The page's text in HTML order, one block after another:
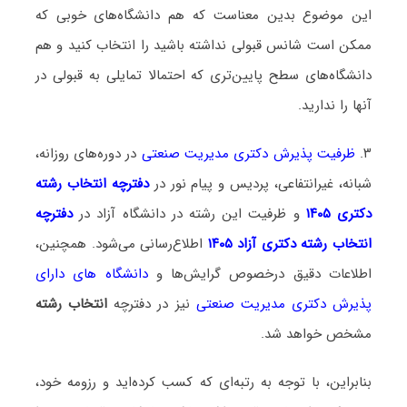
این موضوع بدین معناست که هم دانشگاه‌های خوبی که
ممکن است شانس قبولی نداشته باشید را انتخاب کنید و هم
دانشگاه‌های سطح پایین‌تری که احتمالا تمایلی به قبولی در
آنها را ندارید.
۳. ظرفیت پذیرش دکتری مدیریت صنعتی در دوره‌های روزانه،
شبانه، غیرانتفاعی، پردیس و پیام نور دردفترچه انتخاب رشته
دکتری ۱۴۰۵
و ظرفیت این رشته در دانشگاه آزاد دردفترچه
انتخاب رشته دکتری آزاد ۱۴۰۵
اطلاع‌رسانی می‌شود. همچنین،
اطلاعات دقیق درخصوص گرایش‌ها ودانشگاه‌ های دارای
پذیرش دکتری مدیریت صنعتی نیز در دفترچه انتخاب رشته
مشخص خواهد شد.
بنابراین، با توجه به رتبه‌ای که کسب کرده‌اید و رزومه خود،